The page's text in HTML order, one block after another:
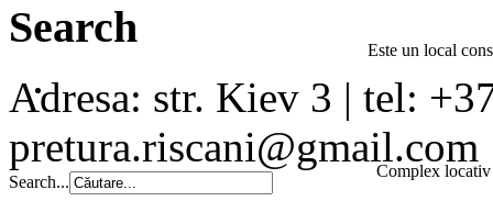
Este un local
Complex
Search
Adresa: str. Kiev 3 | tel:
pretura.riscani@gmail.com
Search...